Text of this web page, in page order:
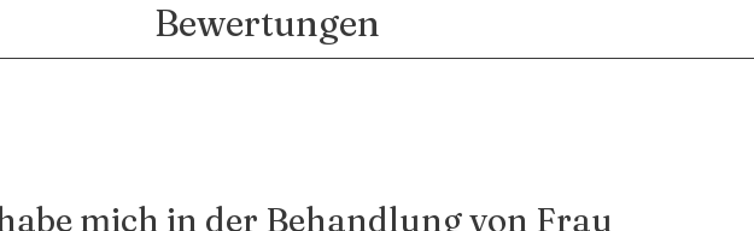
Bewertungen
mich in der Behandlung von Frau